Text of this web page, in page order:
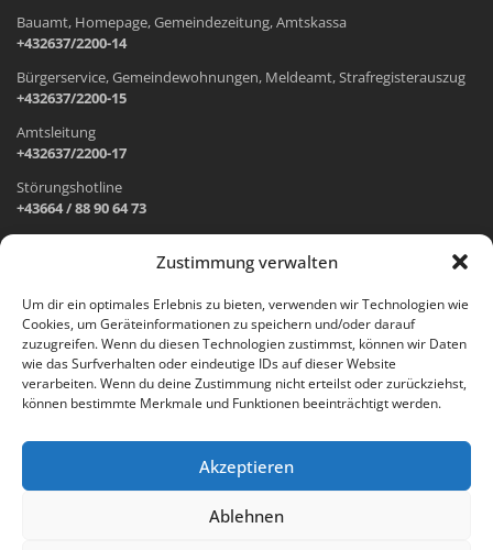
Zustimmung verwalten
Um dir ein optimales Erlebnis zu bieten, verwenden wir Technologien wie
Cookies, um Geräteinformationen zu speichern und/oder darauf
zuzugreifen. Wenn du diesen Technologien zustimmst, können wir Daten
wie das Surfverhalten oder eindeutige IDs auf dieser Website
verarbeiten. Wenn du deine Zustimmung nicht erteilst oder zurückziehst,
können bestimmte Merkmale und Funktionen beeinträchtigt werden.
Akzeptieren
Ablehnen
Bauamt, Homepage, Gemeindezeitung, Amtskassa
+432637/2200-14
Bürgerservice, Gemeindewohnungen, Meldeamt, Strafregisterauszug
+432637/2200-15
Amtsleitung
+432637/2200-17
Störungshotline
+43664 / 88 90 64 73
Wr. Neustädter Straße 1
2733 Grünbach am Schneeberg
Öffnungszeiten Gemeindeamt:
Montag: 8.00 – 12.00 Uhr und 14.00 – 18.00 Uhr
Freitag: 8.00 – 12.00 Uhr
Email: